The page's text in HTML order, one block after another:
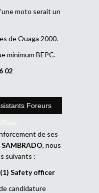
moto serait un
de Ouaga 2000.
minimum BEPC.
02
Foreurs
de ses
SAMBRADO, nous
suivants :
Safety officer
candidature